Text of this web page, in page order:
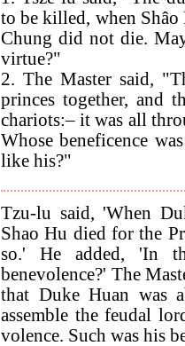
to be killed, when
Chung did not die.
virtue?"
2. The Master said,
princes together, and
chariots:– it was all
Whose beneficence
like his?"
Tzu-lu said, 'When
Shao Hu died for the
so.' He added, 'In
benevolence?' The
that Duke Huan was
assemble the feudal
volence. Such was his